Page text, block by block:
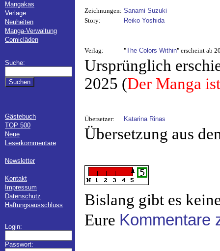
Mangakas
Verlage
Neuheiten
Manga-Verwaltung
Comicläden
Suche:
Gästebuch
TOP 500
Neue
Leserkommentare
Newsletter
Kontakt
Impressum
Datenschutz
Haftungsausschluss
Login:
Passwort:
Zeichnungen: Sanami Suzuki
Story:
Reiko Yoshida
Verlag: "The Colors Within" erscheint ab
Ursprünglich
2025 (Der Manga
Übersetzer: Katarina Rinas
Übersetzung aus
Bislang gibt es
Eure Kommentare